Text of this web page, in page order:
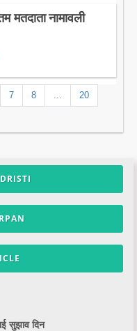
मतदाता नामावली
7 8 20
सुझाव दिन